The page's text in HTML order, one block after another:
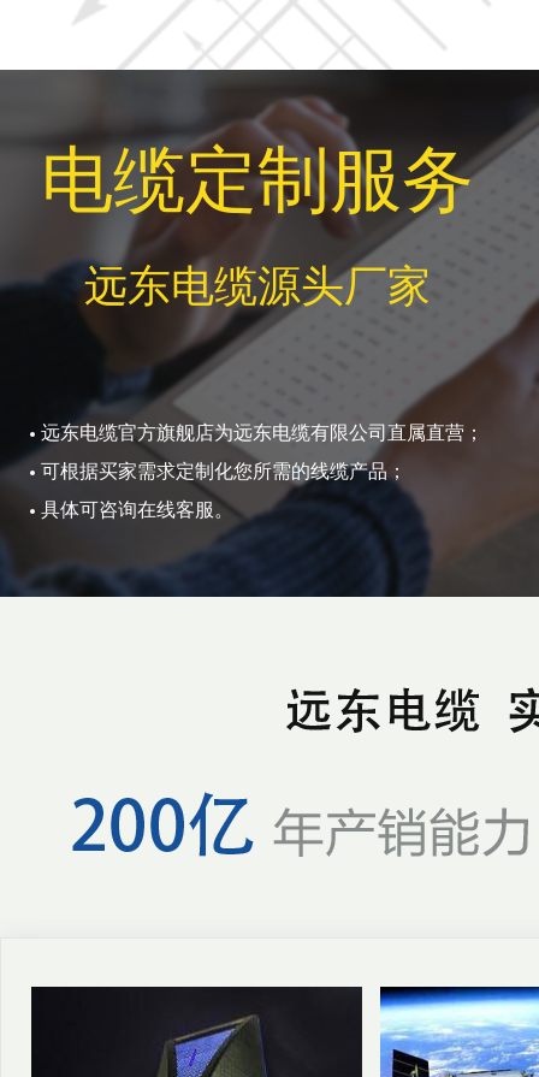
电缆定制服务
远东电缆源头厂家
远东电缆官方旗舰店为远东电缆有限公司直属直营；
可根据买家需求定制化您所需的线缆产品；
具体可咨询在线客服。